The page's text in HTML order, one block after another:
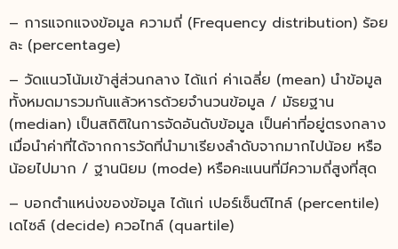
– การแจกแจงข้อมูล ความถี่ (Frequency distribution) ร้อย
ละ (percentage)
– วัดแนวโน้มเข้าสู่ส่วนกลาง ได้แก่ ค่าเฉลี่ย (mean) นำข้อมูล
ทั้งหมดมารวมกันแล้วหารด้วยจำนวนข้อมูล / มัธยฐาน
(median) เป็นสถิติในการจัดอันดับข้อมูล เป็นค่าที่อยู่ตรงกลาง
เมื่อนำค่าที่ได้จากการวัดที่นำมาเรียงลำดับจากมากไปน้อย หรือ
น้อยไปมาก / ฐานนิยม (mode) หรือคะแนนที่มีความถี่สูงที่สุด
– บอกตำแหน่งของข้อมูล ได้แก่ เปอร์เซ็นต์ไทล์ (percentile)
เดไซล์ (decide) ควอไทล์ (quartile)